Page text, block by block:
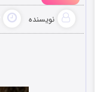
نویسنده